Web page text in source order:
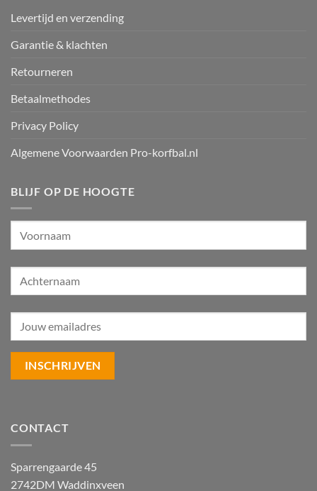
Levertijd en verzending
Garantie & klachten
Retourneren
Betaalmethodes
Privacy Policy
Algemene Voorwaarden Pro-korfbal.nl
BLIJF OP DE HOOGTE
CONTACT
Sparrengaarde 45
2742DM Waddinxveen